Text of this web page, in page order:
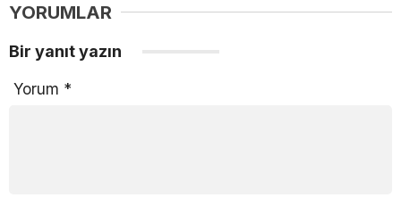
YORUMLAR
Bir yanıt yazın
Yorum *